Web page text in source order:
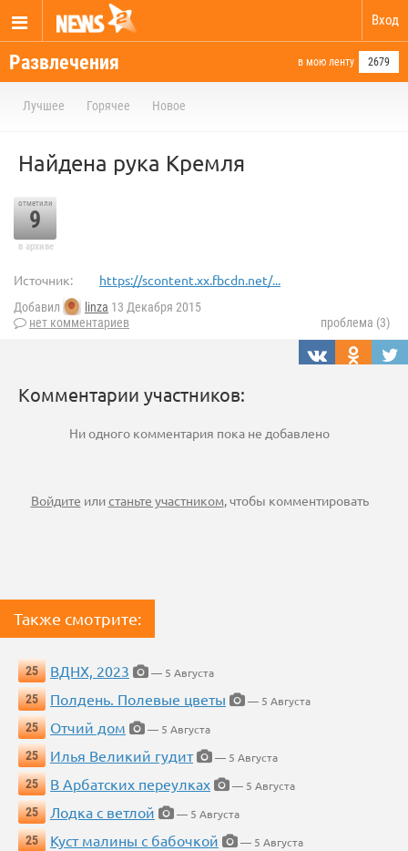
Вход
Развлечения в мою ленту 2679
Лучшее Горячее Новое
Найдена рука Кремля
отметили
9
в архиве
Источник: https://scontent.xx.fbcdn.net/...
Добавил linza 13 Декабря 2015
нет комментариев
проблема (3)
Комментарии участников:
Ни одного комментария пока не добавлено
Войдите илистаньте участником, чтобы комментировать
Также смотрите:
25 ВДНХ, 2023
— 5 Августа
25
Полдень. Полевые цветы
— 5 Августа
25
Отчий дом
— 5 Августа
25
Илья Великий гудит
— 5 Августа
25
В Арбатских переулках
— 5 Августа
25
Лодка с ветлой
— 5 Августа
25
Куст малины с бабочкой
— 5 Августа